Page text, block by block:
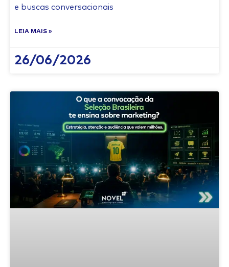
e buscas conversacionais
LEIA MAIS »
26/06/2026